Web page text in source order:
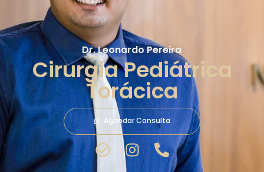
Dr. Leonardo Pereira
Cirurgia Pediátrica
Torácica
Agendar Consulta